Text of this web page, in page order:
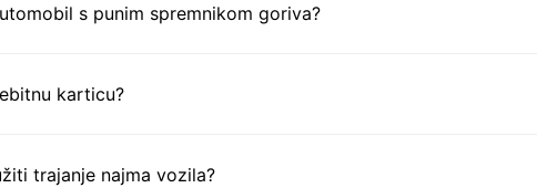
s punim spremnikom goriva?
karticu?
trajanje najma vozila?